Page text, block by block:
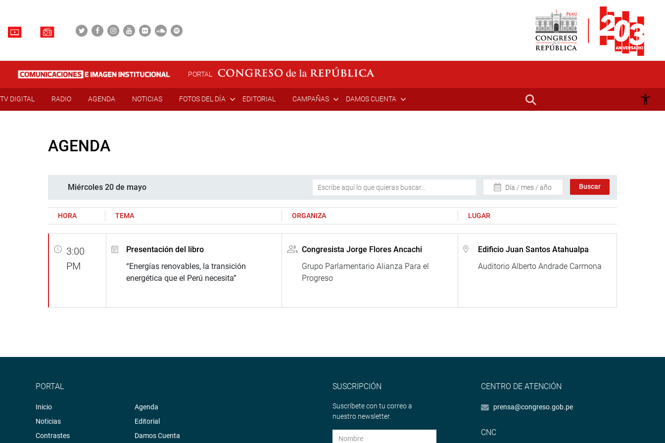
PORTAL
TV DIGITAL RADIO AGENDA NOTICIAS FOTOS DEL DÍA EDITORIAL CAMPAÑAS DAMOS CUENTA
AGENDA
Miércoles 20 de mayo Día / mes / año
HORA TEMA ORGANIZA LUGAR
3:00
PM
Presentación del libro
“Energías renovables, la transición
energética que el Perú necesita”
Congresista Jorge Flores Ancachi
Grupo Parlamentario Alianza Para el
Progreso
Edificio Juan Santos Atahualpa
Auditorio Alberto Andrade Carmona
PORTAL
Inicio
Noticias
Contrastes
Agenda
Editorial
Damos Cuenta
SUSCRIPCIÓN
Suscríbete con tu correo a
nuestro newsletter.
CENTRO DE ATENCIÓN
prensa@congreso.gob.pe
CNC